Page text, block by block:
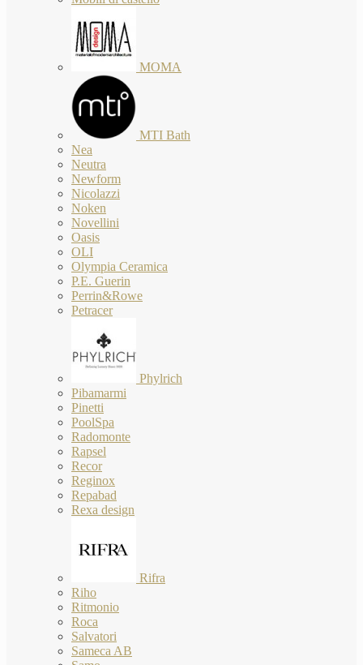
MOMA
MTI Bath
Nea
Neutra
Newform
Nicolazzi
Noken
Novellini
Oasis
OLI
Olympia Ceramica
P.E. Guerin
Perrin&Rowe
Petracer
Phylrich
Pibamarmi
Pinetti
PoolSpa
Radomonte
Rapsel
Recor
Reginox
Repabad
Rexa design
Rifra
Riho
Ritmonio
Roca
Salvatori
Sameca AB